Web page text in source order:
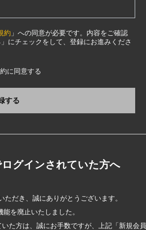
約 」への同意が必要です。内容をご確認
にチェックをして、登録にお進みくださ
に同意する
する
グインされていた方へ
だき、誠にありがとうございます。
を廃止いたしました。
た方は、誠にお手数ですが、上記「新規会員